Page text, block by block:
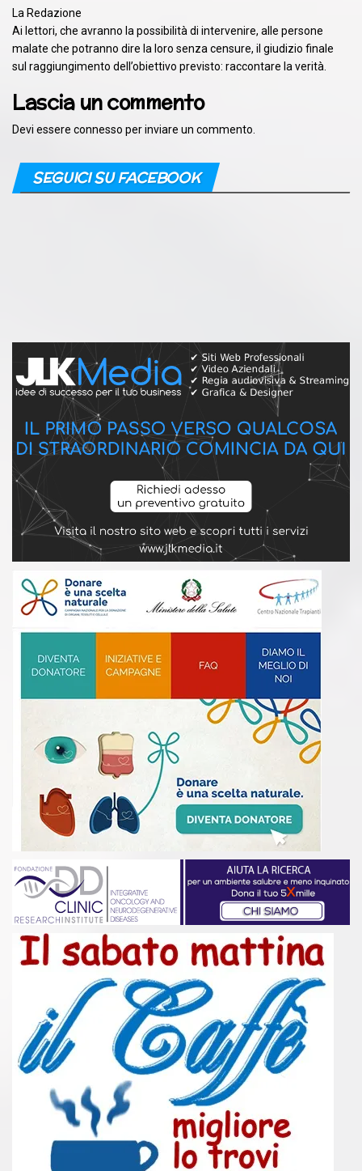
La Redazione
Ai lettori, che avranno la possibilità di intervenire, alle persone
malate che potranno dire la loro senza censure, il giudizio finale
sul raggiungimento dell’obiettivo previsto: raccontare la verità.
Lascia un commento
Devi essere connesso per inviare un commento.
SEGUICI SU FACEBOOK